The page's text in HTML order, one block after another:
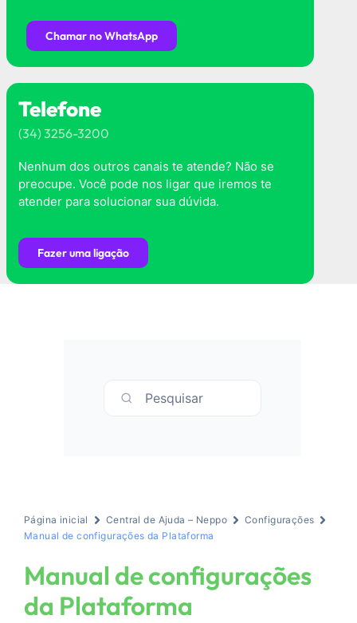
Chamar no WhatsApp
Telefone
(34) 3256-3200
Nenhum dos outros canais te atende? Não se
preocupe. Você pode nos ligar que iremos te
atender para solucionar sua dúvida.
Fazer uma ligação
Pesquisar
Página inicial Central de Ajuda – Neppo
Configurações
Manual de configurações da Plataforma
Manual de configurações
da Plataforma